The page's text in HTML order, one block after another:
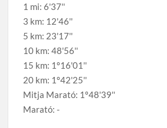
1 mi: 6'37''
3 km: 12'46''
5 km: 23'17''
10 km: 48'56''
15 km: 1º16'01''
20 km: 1º42'25''
Mitja Marató: 1º48'39''
Marató: -